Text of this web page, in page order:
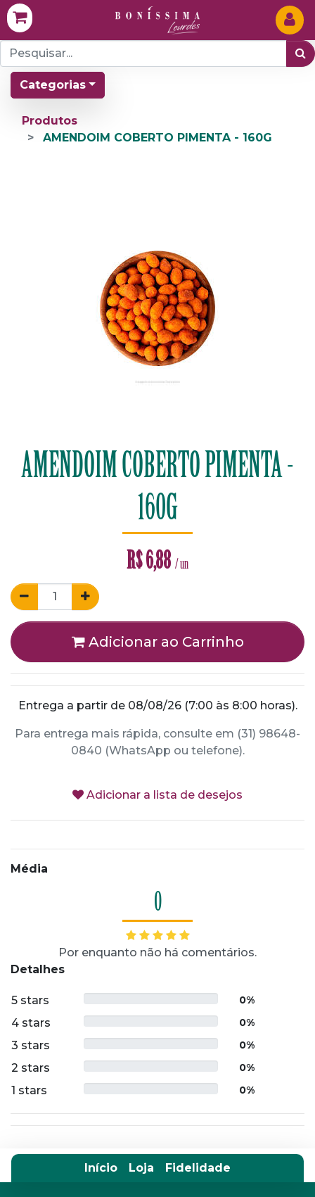
Categorias
Produtos
AMENDOIM COBERTO PIMENTA - 160G
AMENDOIM COBERTO PIMENTA -
160G
R$6,88 / un
Adicionar ao Carrinho
Entrega a partir de 08/08/26 (7:00 às 8:00 horas).
Para entrega mais rápida, consulte em (31) 98648-
0840 (WhatsApp ou telefone).
Adicionar a lista de desejos
Média
0
Por enquanto não há comentários.
Detalhes
5 stars 0%
4 stars 0%
3 stars 0%
2 stars 0%
1 stars 0%
Início Loja Fidelidade